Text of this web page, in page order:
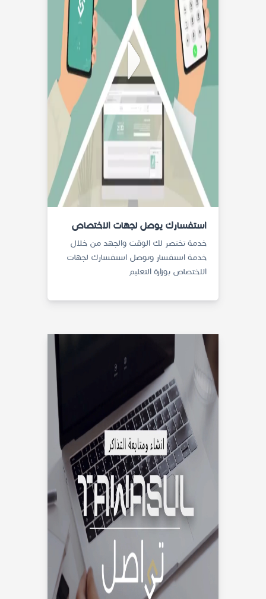
استفسارك يوصل لجهات الاختصاص
خدمة تختصر لك الوقت والجهد من خلال
خدمة استفسار وتوصل استفسارك لجهات
الاختصاص بوزارة التعليم